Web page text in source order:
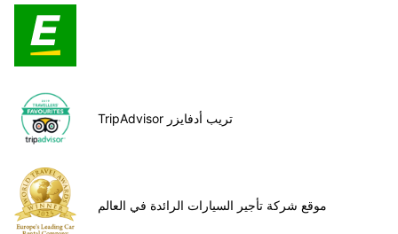
TripAdvisor تريب أدفايزر
موقع شركة تأجير السيارات الرائدة في العالم